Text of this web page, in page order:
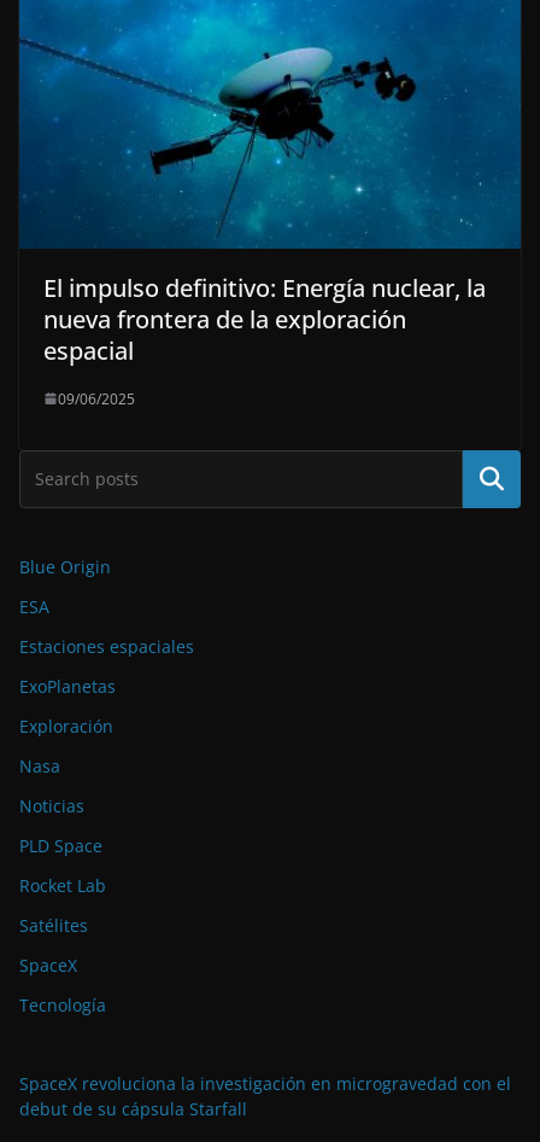
El impulso definitivo: Energía nuclear, la
nueva frontera de la exploración
espacial
09/06/2025
Buscar
Blue Origin
ESA
Estaciones espaciales
ExoPlanetas
Exploración
Nasa
Noticias
PLD Space
Rocket Lab
Satélites
SpaceX
Tecnología
SpaceX revoluciona la investigación en microgravedad con el
debut de su cápsula Starfall